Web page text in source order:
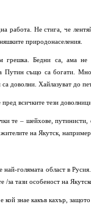
работа. Не стига, че
природонаселения.
грешка. Бедни са, ама не
Путин също са богати.
са доволни. Хайлазуват до
всичките тези
те – шейхове,
на Якутск,
най-голямата област в
/за тази особеност на
кой знае какъв кахър,